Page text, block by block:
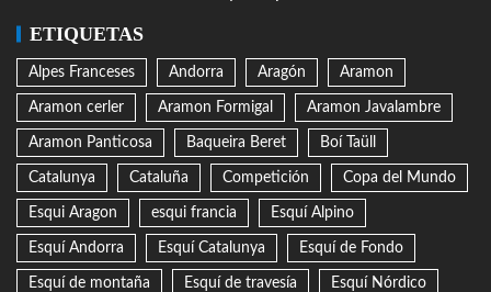
ETIQUETAS
Alpes Franceses Andorra Aragón Aramon
Aramon cerler Aramon Formigal Aramon Javalambre
Aramon Panticosa Baqueira Beret Boí Taüll
Catalunya Cataluña Competición Copa del Mundo
Esqui Aragon esqui francia Esquí Alpino
Esquí Andorra Esquí Catalunya Esquí de Fondo
Esquí de montaña Esquí de travesía Esquí Nórdico